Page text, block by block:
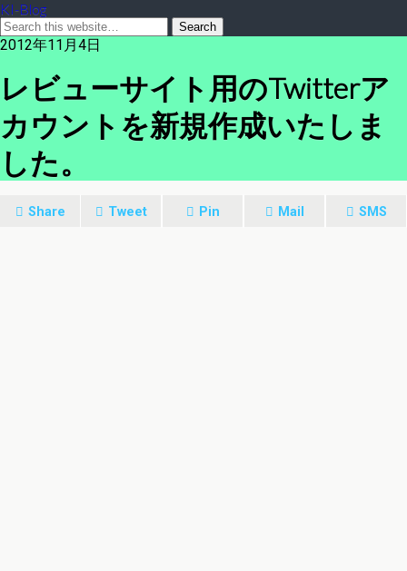
KI-Blog
2012年11月4日
レビューサイト用のTwitterア
カウントを新規作成いたしま
した。
Share Tweet Pin Mail SMS